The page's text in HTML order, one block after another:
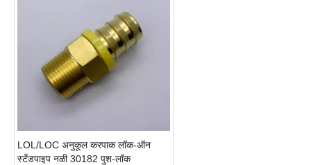
LOL/LOC अनुकूल करपाक लॉक-ऑन
स्टँडपाइप नळी 30182 पुश-लॉक